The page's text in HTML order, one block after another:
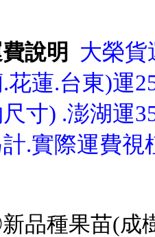
說明
大榮貨
花蓮.台東)運
寸) .澎湖運
計.實際運費
品種果苗(成